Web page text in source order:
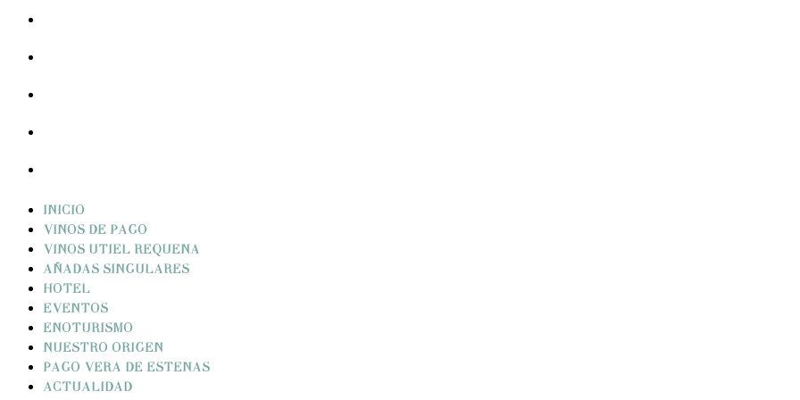
INICIO
VINOS DE PAGO
VINOS UTIEL REQUENA
AÑADAS SINGULARES
HOTEL
EVENTOS
ENOTURISMO
NUESTRO ORIGEN
PAGO VERA DE ESTENAS
ACTUALIDAD